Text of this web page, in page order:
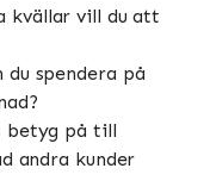
kvällar vill du att
spendera på
betyg på till
andra kunder